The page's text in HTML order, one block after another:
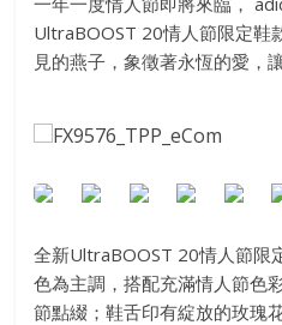
UltraBOOST 20情人節限定鞋
見的燕子，象徵著永恆的愛，
全新UltraBOOST 20情人節限
色為主調，搭配充滿情人節色
節點綴；鞋舌印有綻放的玫瑰